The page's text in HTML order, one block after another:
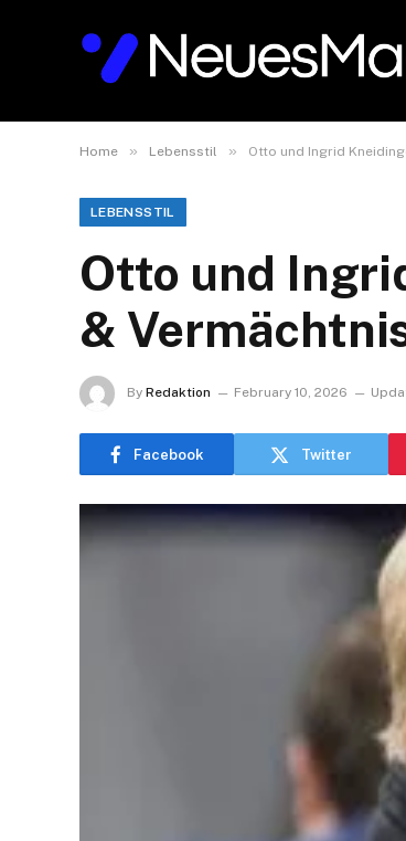
Home » Lebensstil » Otto und Ingrid
LEBENSSTIL
Otto und
&
By Redaktion February 10, 2026
Facebook Twitter